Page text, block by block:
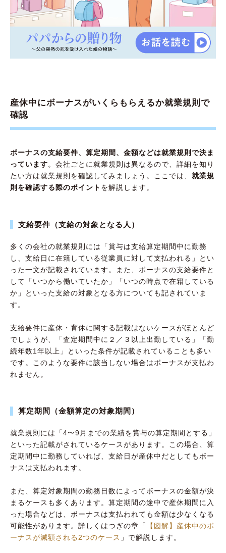
産休中にボーナスがいくらもらえるか就業規則で
確認
ボーナスの支給要件、算定期間、金額などは就業規則で決ま
っています。会社ごとに就業規則は異なるので、詳細を知り
たい方は就業規則を確認してみましょう。ここでは、 就業規
則を確認する際のポイント を解説します。
支給要件（支給の対象となる人）
多くの会社の就業規則には「賞与は支給算定期間中に勤務
し、支給日に在籍している従業員に対して支払われる」とい
った一文が記載されています。また、ボーナスの支給要件と
して「いつから働いていたか」「いつの時点で在籍している
か」といった支給の対象となる方についても記されていま
す。
支給要件に産休・育休に関する記載はないケースがほとんど
でしょうが、「査定期間中に２／３以上出勤している」「勤
続年数1年以上」といった条件が記載されていることも多い
です。このような要件に該当しない場合はボーナスが支払わ
れません。
算定期間（金額算定の対象期間）
就業規則には「4〜9月までの業績を賞与の算定期間とする」
といった記載がされているケースがあります。この場合、算
定期間中に勤務していれば、支給日が産休中だとしてもボー
ナスは支払われます。
また、算定対象期間の勤務日数によってボーナスの金額が決
まるケースも多くあります。算定期間の途中で産休期間に入
った場合などは、ボーナスは支払われても金額は少なくなる
可能性があります。詳しくはつぎの章「
【図解】産休中のボ
ーナスが減額される2つのケース 」で解説します。